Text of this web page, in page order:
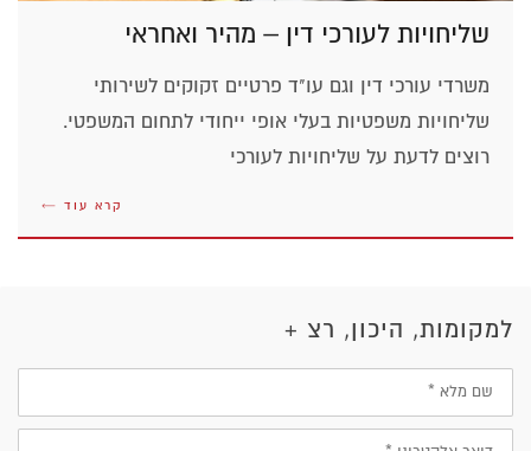
שליחויות לעורכי דין – מהיר ואחראי
משרדי עורכי דין וגם עו"ד פרטיים זקוקים לשירותי
שליחויות משפטיות בעלי אופי ייחודי לתחום המשפטי.
רוצים לדעת על שליחויות לעורכי
קרא עוד ←
למקומות, היכון, רצ +
שם
מלא
דוא״ל